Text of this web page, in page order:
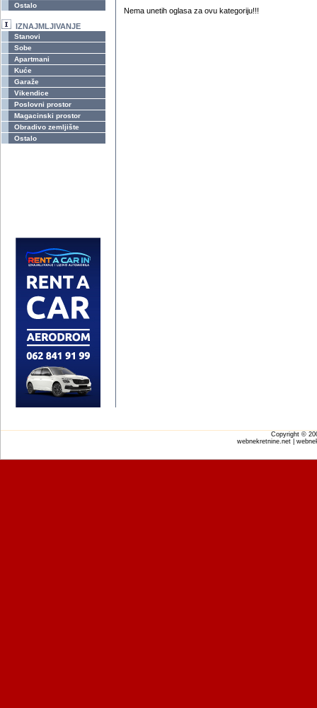
Ostalo
IZNAJMLJIVANJE
Stanovi
Sobe
Apartmani
Kuće
Garaže
Vikendice
Poslovni prostor
Magacinski prostor
Obradivo zemljište
Ostalo
Nema unetih oglasa za ovu kategoriju!!!
Copyright ©
webnekretnine.net |